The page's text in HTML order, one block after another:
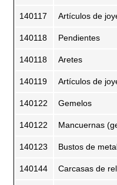
140117 Artículos de
140118 Pendientes
140118 Aretes
140119 Artículos de
140122 Gemelos
140122 Mancuernas
140123 Bustos de
140144 Carcasas de